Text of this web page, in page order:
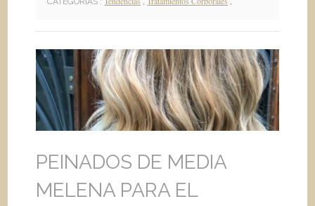
PEINADOS DE MEDIA
MELENA PARA EL